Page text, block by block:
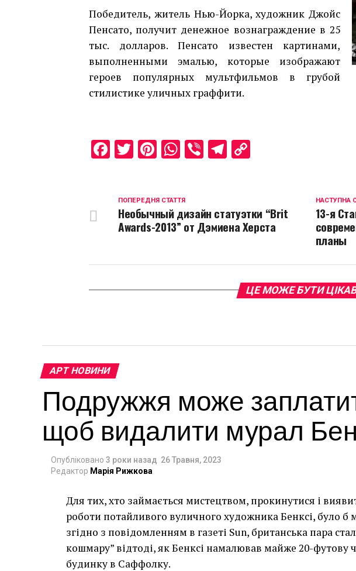
Победитель, житель Нью-Йорка, художник Джойс
Пенсато, получит денежное вознаграждение в 25
тыс. долларов. Пенсато известен картинами,
выполненными эмалью, которые изображают
героев популярных мультфильмов в грубой
стилистике уличных граффити.
Facebook
Twitter
Pinterest
WhatsApp
ViberTelegram
НАСТУПНА
13-я
планы
ПОПЕРЕДНЯ СТАТТЯ
Необычный дизайн статуэтки “Brit
Awards-2013” от Дэмиена Херста
ЦЕ МОЖЕ БУТИ
АРТ НОВИНИ
Подружжя може
щоб видалити мурал
Опубліковано 3 роки назад 26 Травня, 2023
Редактор Марія Рижкова
Для тих, хто займається мистецтвом, прокинутися і
роботи потайливого вуличного художника Бенксі, було б
згідно з повідомленням в газеті Sun, британська пара
кошмару” відтоді, як Бенксі намалював майже 20-футову
будинку в Саффолку.